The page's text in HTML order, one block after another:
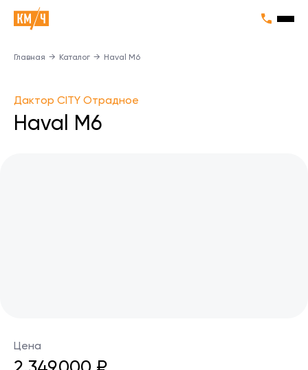
Главная → Каталог → Haval M6
Дактор CITY Отрадное
Haval M6
Цена